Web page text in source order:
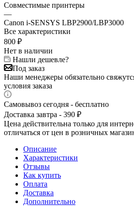
Совместимые принтеры
—
Canon i-SENSYS LBP2900/LBP3000
Все характеристики
800 ₽
Нет в наличии
Нашли дешевле?
Под заказ
Наши менеджеры обязательно
условия заказа
Самовывоз сегодня - бесплатно
Доставка завтра - 390 ₽
Цена действительна только для
отличаться от цен в розничных
Описание
Характеристики
Отзывы
Как купить
Оплата
Доставка
Дополнительно